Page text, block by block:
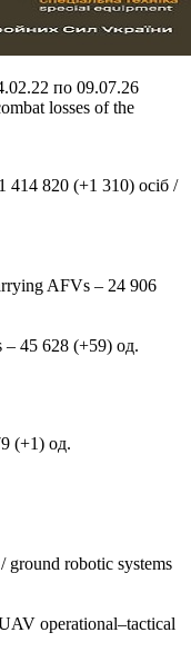
по 09.07.26
losses of the
414 820 (+1 310) осіб /
AFVs – 24 906
– 45 628 (+59) од.
(+1) од.
ground robotic systems
operational–tactical